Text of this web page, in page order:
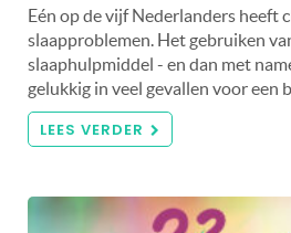
Eén op de vijf Nederlanders heeft
slaapproblemen. Het gebruiken
slaaphulpmiddel - en dan met
gelukkig in veel gevallen voor een
LEES VERDER